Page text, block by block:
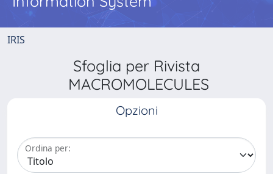
IRIS
Sfoglia per Rivista
MACROMOLECULES
Opzioni
Ordina per: